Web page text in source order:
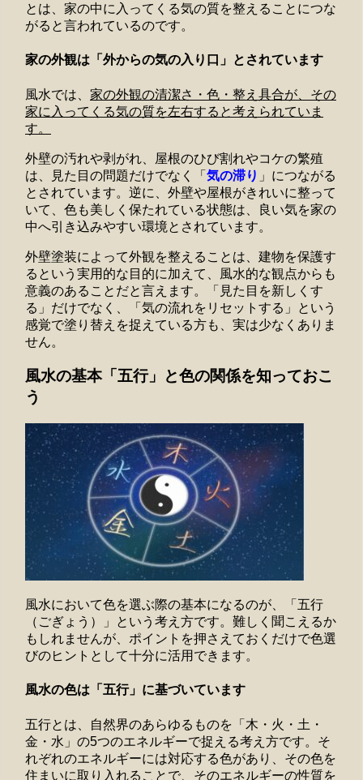
とは、家の中に入ってくる気の質を整えることにつな
がると言われているのです。
家の外観は「外からの気の入り口」とされています
風水では、 家の外観の清潔さ・色・整え具合が、その
家に入ってくる気の質を左右すると考えられていま
す。
外壁の汚れや剥がれ、屋根のひび割れやコケの繁殖
は、見た目の問題だけでなく「 気の滞り 」につながる
とされています。逆に、外壁や屋根がきれいに整って
いて、色も美しく保たれている状態は、良い気を家の
中へ引き込みやすい環境とされています。
外壁塗装によって外観を整えることは、建物を保護す
るという実用的な目的に加えて、風水的な観点からも
意義のあることだと言えます。「見た目を新しくす
る」だけでなく、「気の流れをリセットする」という
感覚で塗り替えを捉えている方も、実は少なくありま
せん。
風水の基本「五行」と色の関係を知っておこ
う
風水において色を選ぶ際の基本になるのが、「五行
（ごぎょう）」という考え方です。難しく聞こえるか
もしれませんが、ポイントを押さえておくだけで色選
びのヒントとして十分に活用できます。
風水の色は「五行」に基づいています
五行とは、自然界のあらゆるものを「木・火・土・
金・水」の5つのエネルギーで捉える考え方です。そ
れぞれのエネルギーには対応する色があり、その色を
住まいに取り入れることで、そのエネルギーの性質を